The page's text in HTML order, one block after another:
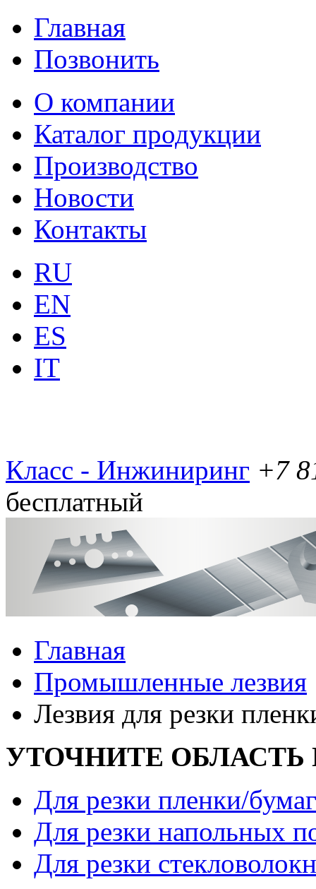
Главная
Позвонить
О компании
Каталог продукции
Производство
Новости
Контакты
RU
EN
ES
IT
Класс - Инжиниринг +7
бесплатный
Главная
Промышленные лезвия
Лезвия для резки
УТОЧНИТЕ
Для резки пленки/
Для резки напольных
Для резки